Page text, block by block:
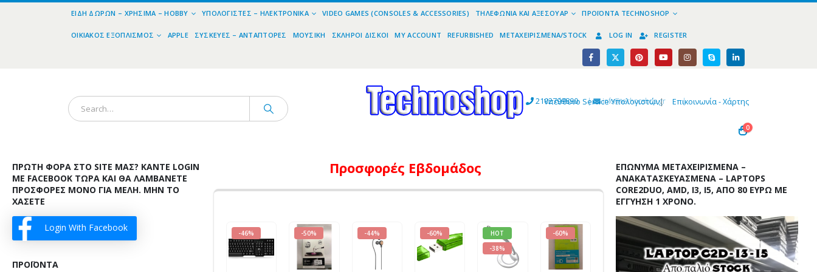
ΕΊΔΗ ΔΏΡΩΝ – ΧΡΉΣΙΜΑ – HOBBY ΥΠΟΛΟΓΙΣΤΈΣ – ΗΛΕΚΤΡΟΝΙΚΆ VIDEO GAMES (CONSOLES & ACCESSORIES) ΤΗΛΕΦΩΝΊΑ ΚΑΙ ΑΞΕΣΟΥΆΡ ΠΡΟΪΌΝΤΑ TECHNOSHOP
ΟΙΚΙΑΚΌΣ ΕΞΟΠΛΙΣΜΌΣ APPLE ΣΥΣΚΕΥΈΣ – ΑΝΤΆΠΤΟΡΕΣ ΜΟΥΣΙΚΉ ΣΚΛΗΡΟΊ ΔΊΣΚΟΙ MY ACCOUNT REFURBISHED ΜΕΤΑΧΕΙΡΙΣΜΈΝΑ/STOCK LOG IN REGISTER
2102799890 | info@technoshop,gr |
Υπεύθυνο Service Υπολογιστών| Επικοινωνία - Χάρτης
0
Προσφορές Εβδομάδος
-46% -50% -44% -60%
HOT
-38%
-60%
ΠΡΏΤΗ ΦΟΡΆ ΣΤΟ SITE ΜΑΣ? ΚΆΝΤΕ LOGIN
ΜΕ FACEBOOK ΤΏΡΑ ΚΑΙ ΘΑ ΛΑΜΒΆΝΕΤΕ
ΠΡΟΣΦΟΡΈΣ ΜΌΝΟ ΓΙΑ ΜΈΛΗ. ΜΗΝ ΤΟ
ΧΆΣΕΤΕ
Login With Facebook
ΠΡΟΪΌΝΤΑ
ΕΠΏΝΥΜΑ ΜΕΤΑΧΕΙΡΙΣΜΈΝΑ –
ΑΝΑΚΑΤΑΣΚΕΥΑΣΜΈΝΑ – LAPTOPS
CORE2DUO, AMD, I3, I5, ΑΠΌ 80 ΕΥΡΏ ΜΕ
ΕΓΓΎΗΣΗ 1 ΧΡΌΝΟ.